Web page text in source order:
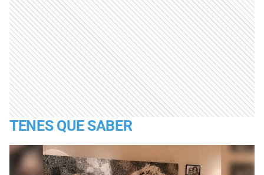
TENES QUE SABER